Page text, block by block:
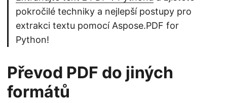
pokročilé techniky a nejlepší postupy pro
extrakci textu pomocí Aspose.PDF for
Python!
Převod PDF do jiných
formátů